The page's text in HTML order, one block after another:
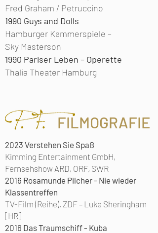
Fred Graham / Petruccino
1990 Guys and Dolls
Hamburger Kammerspiele –
Sky Masterson
1990 Pariser Leben – Operette
Thalia Theater Hamburg
FILMOGRAFIE
2023 Verstehen Sie Spaß
Kimming Entertainment GmbH,
Fernsehshow ARD, ORF, SWR
2016 Rosamunde Pilcher - Nie wieder
Klassentreffen
TV-Film (Reihe), ZDF – Luke Sheringham
[HR]
2016 Das Traumschiff - Kuba